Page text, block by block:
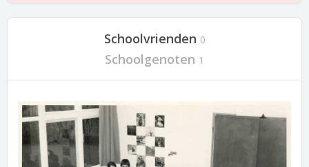
Schoolvrienden 0
Schoolgenoten 1